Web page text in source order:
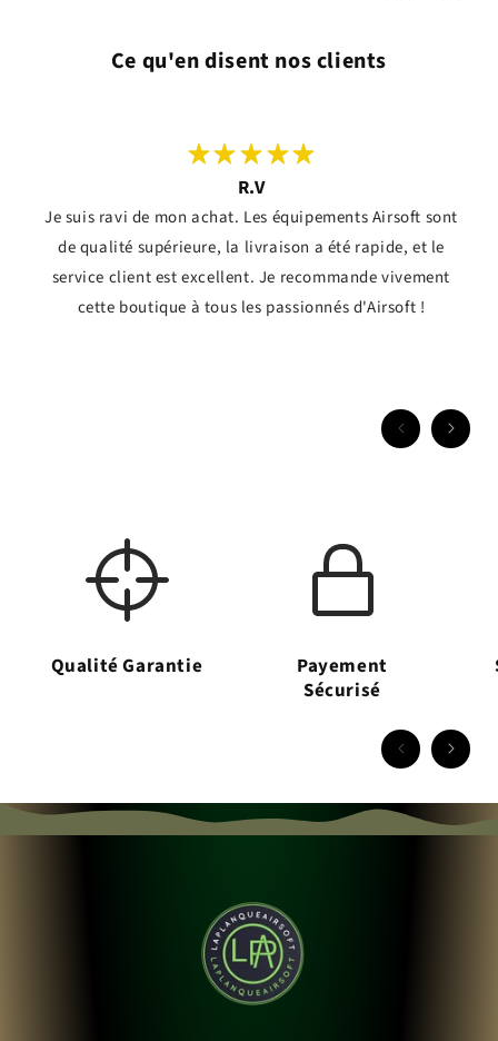
Ce qu'en disent nos clients
R.V
Je suis ravi de mon achat. Les équipements Airsoft sont
de qualité supérieure, la livraison a été rapide, et le
service client est excellent. Je recommande vivement
cette boutique à tous les passionnés d'Airsoft !
Qualité Garantie
Payement
Sécurisé